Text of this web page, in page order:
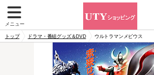
メニュー
トップ ドラマ・番組グッズ＆DVD ウルトラマンメビウス